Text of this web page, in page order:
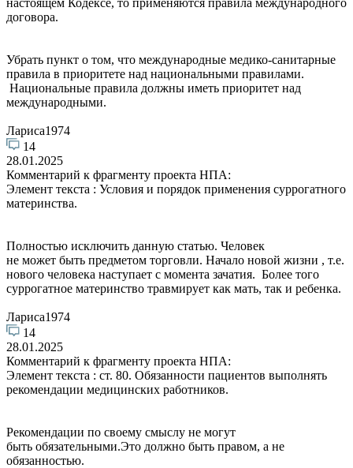
договора.
Убрать пункт о том, что международные медико-санитарные
правила в приоритете над национальными правилами.
Национальные правила должны иметь приоритет над
международными.
Лариса1974
14
28.01.2025
Комментарий к фрагменту проекта НПА:
Элемент текста : Условия и порядок применения суррогатного
материнства.
Полностью исключить данную статью. Человек
не может быть предметом торговли. Начало новой жизни , т.е.
нового человека наступает с момента зачатия. Более того
суррогатное материнство травмирует как мать, так и ребенка.
Лариса1974
14
28.01.2025
Комментарий к фрагменту проекта НПА:
Элемент текста : ст. 80. Обязанности пациентов выполнять
рекомендации медицинских работников.
Рекомендации по своему смыслу не могут
быть обязательными.Это должно быть правом, а не
обязанностью.